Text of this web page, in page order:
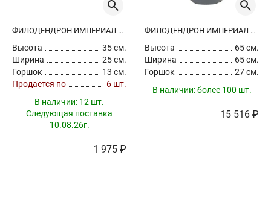
ФИЛОДЕНДРОН ИМПЕРИАЛ РЕД
Высота
35 см.
Ширина
25 см.
Горшок
13 см.
Продается по
6 шт.
В наличии: 12 шт.
Следующая поставка
10.08.26г.
1 975 ₽
ФИЛОДЕНДРОН ИМПЕРИАЛ РЕД
Высота
65 см.
Ширина
65 см.
Горшок
27 см.
В наличии:более 100 шт.
15 516 ₽